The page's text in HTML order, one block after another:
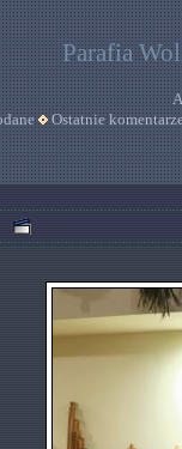
Parafia
Ostatnie